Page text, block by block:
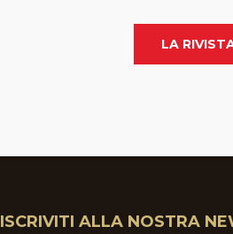
LA
ISCRIVITI ALLA NOSTRA